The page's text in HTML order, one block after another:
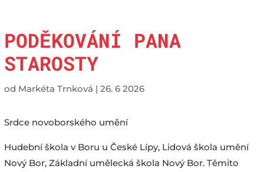
PODĚKOVÁNÍ PANA
STAROSTY
od Markéta Trnková | 26. 6 2026
Srdce novoborského umění
Hudební škola v Boru u České Lípy, Lidová škola umění
Nový Bor, Základní umělecká škola Nový Bor. Těmito